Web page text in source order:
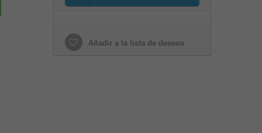
Añadir a la lista de deseos